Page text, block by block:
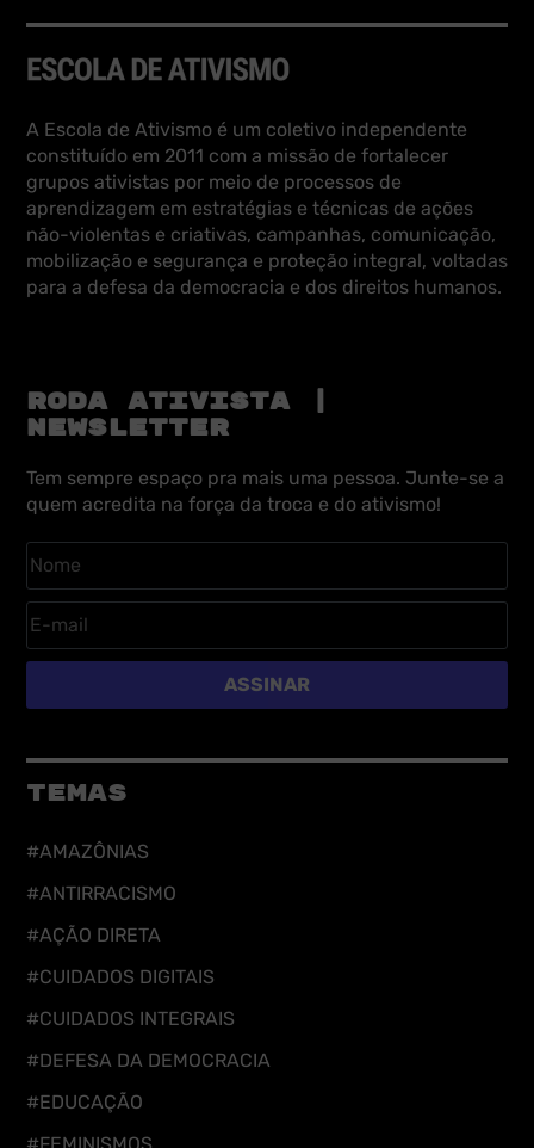
A Escola de Ativismo é um coletivo independente
constituído em 2011 com a missão de fortalecer
grupos ativistas por meio de processos de
aprendizagem em estratégias e técnicas de ações
não-violentas e criativas, campanhas, comunicação,
mobilização e segurança e proteção integral, voltadas
para a defesa da democracia e dos direitos humanos.
RODA ATIVISTA |
NEWSLETTER
Tem sempre espaço pra mais uma pessoa. Junte-se a
quem acredita na força da troca e do ativismo!
ASSINAR
TEMAS
#AMAZÔNIAS
#ANTIRRACISMO
#AÇÃO DIRETA
#CUIDADOS DIGITAIS
#CUIDADOS INTEGRAIS
#DEFESA DA DEMOCRACIA
#EDUCAÇÃO